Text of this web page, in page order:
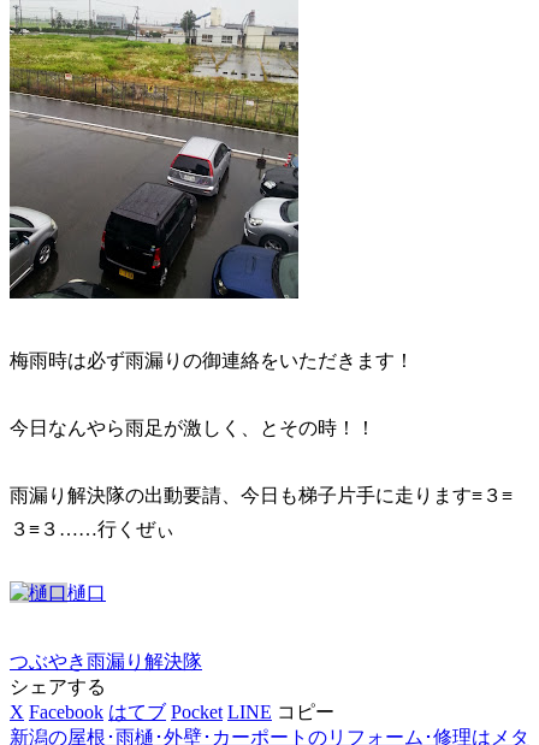
梅雨時は必ず雨漏りの御連絡をいただきます！
今日なんやら雨足が激しく、とその時！！
雨漏り解決隊の出動要請、今日も梯子片手に走ります≡３≡
３≡３……行くぜぃ
樋口
つぶやき雨漏り解決隊
シェアする
X Facebook はてブ Pocket LINE コピー
新潟の屋根･雨樋･外壁･カーポートのリフォーム･修理はメタ